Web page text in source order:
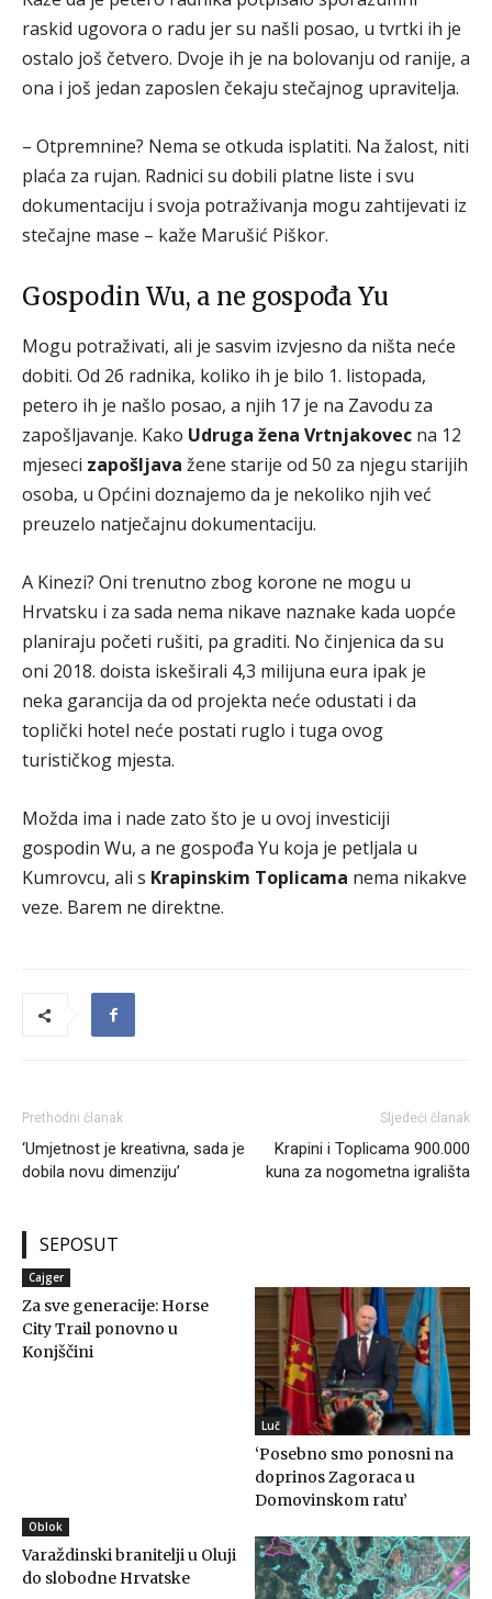
raskid ugovora o radu jer su našli posao, u tvrtki ih je
ostalo još četvero. Dvoje ih je na bolovanju od ranije, a
ona i još jedan zaposlen čekaju stečajnog upravitelja.
– Otpremnine? Nema se otkuda isplatiti. Na žalost, niti
plaća za rujan. Radnici su dobili platne liste i svu
dokumentaciju i svoja potraživanja mogu zahtijevati iz
stečajne mase – kaže Marušić Piškor.
Gospodin Wu, a ne gospođa Yu
Mogu potraživati, ali je sasvim izvjesno da ništa neće
dobiti. Od 26 radnika, koliko ih je bilo 1. listopada,
petero ih je našlo posao, a njih 17 je na Zavodu za
zapošljavanje. Kako Udruga žena Vrtnjakovec na 12
mjeseci zapošljava žene starije od 50 za njegu starijih
osoba, u Općini doznajemo da je nekoliko njih već
preuzelo natječajnu dokumentaciju.
A Kinezi? Oni trenutno zbog korone ne mogu u
Hrvatsku i za sada nema nikave naznake kada uopće
planiraju početi rušiti, pa graditi. No činjenica da su
oni 2018. doista iskeširali 4,3 milijuna eura ipak je
neka garancija da od projekta neće odustati i da
toplički hotel neće postati ruglo i tuga ovog
turističkog mjesta.
Možda ima i nade zato što je u ovoj investiciji
gospodin Wu, a ne gospođa Yu koja je petljala u
Kumrovcu, ali s Krapinskim Toplicama nema nikakve
veze. Barem ne direktne.
Prethodni članak
‘Umjetnost je kreativna, sada je
dobila novu dimenziju’
Sljedeći članak
Krapini i Toplicama 900.000
kuna za nogometna igrališta
SEPOSUT
Cajger
Za sve generacije: Horse
City Trail ponovno u
Konjščini
Luč
‘Posebno smo ponosni na
doprinos Zagoraca u
Domovinskom ratu’
Oblok
Varaždinski branitelji u Oluji
do slobodne Hrvatske